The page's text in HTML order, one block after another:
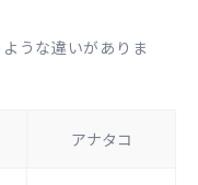
うな違いがありま
​​アナタコ